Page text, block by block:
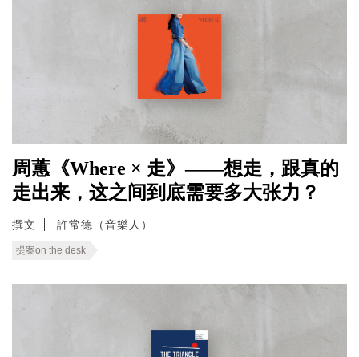
周蕙《Where × 走》——想走，跟真的
走出来，这之间到底需要多大张力？
撰文 許常德（音樂人）
提案on the desk